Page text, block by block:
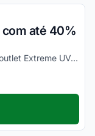
até 40%
Desconto aplicado automaticamente no outlet Extreme UV, onde você encontra produtos selecionados com até 40% OFF. Aproveite para economizar agora!